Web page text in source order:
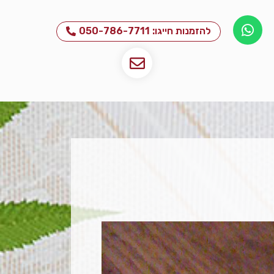
להזמנות חייגו: 050-786-7711